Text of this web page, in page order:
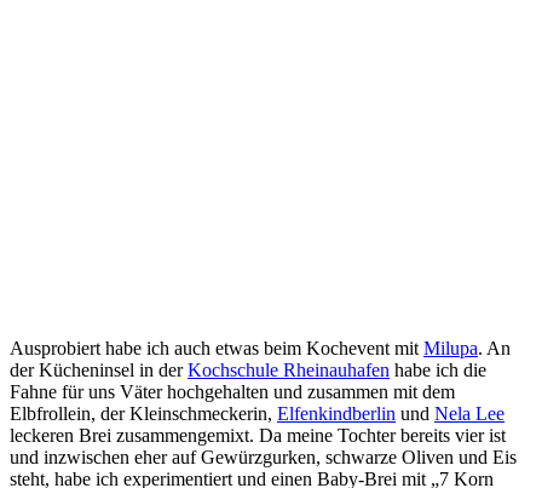
Ausprobiert habe ich auch etwas beim Kochevent mit Milupa. An
der Kücheninsel in derKochschule Rheinauhafen habe ich die
Fahne für uns Väter hochgehalten und zusammen mit dem
Elbfrollein, der Kleinschmeckerin, Elfenkindberlin und Nela Lee
leckeren Brei zusammengemixt. Da meine Tochter bereits vier ist
und inzwischen eher auf Gewürzgurken, schwarze Oliven und Eis
steht, habe ich experimentiert und einen Baby-Brei mit „7 Korn